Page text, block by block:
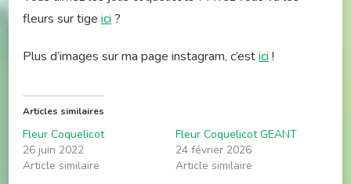
fleurs sur tige ici ?
Plus d’images sur ma page instagram, c’estici !
Articles similaires
Fleur Coquelicot
26 juin 2022
Article similaire
Fleur Coquelicot GEANT
24 février 2026
Article similaire